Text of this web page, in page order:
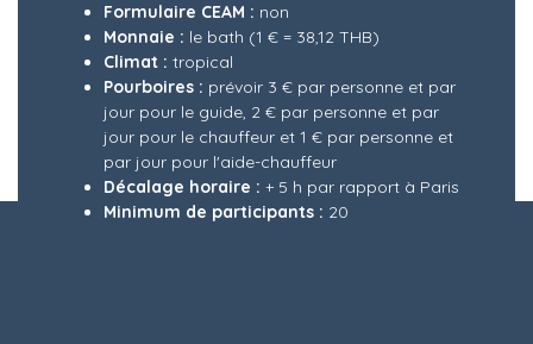
Formulaire CEAM : non
Monnaie : le bath (1 € = 38,12 THB)
Climat : tropical
Pourboires : prévoir 3 € par personne et par
jour pour le guide, 2 € par personne et par
jour pour le chauffeur et 1 € par personne et
par jour pour l'aide-chauffeur
Décalage horaire : + 5 h par rapport à Paris
Minimum de participants : 20